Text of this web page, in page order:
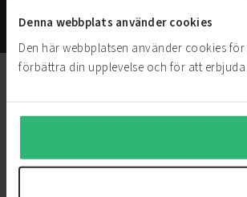
Denna webbplats använder cookies
Den här webbplatsen använder cookies
förbättra din upplevelse och för att
Policy
Settings
Service